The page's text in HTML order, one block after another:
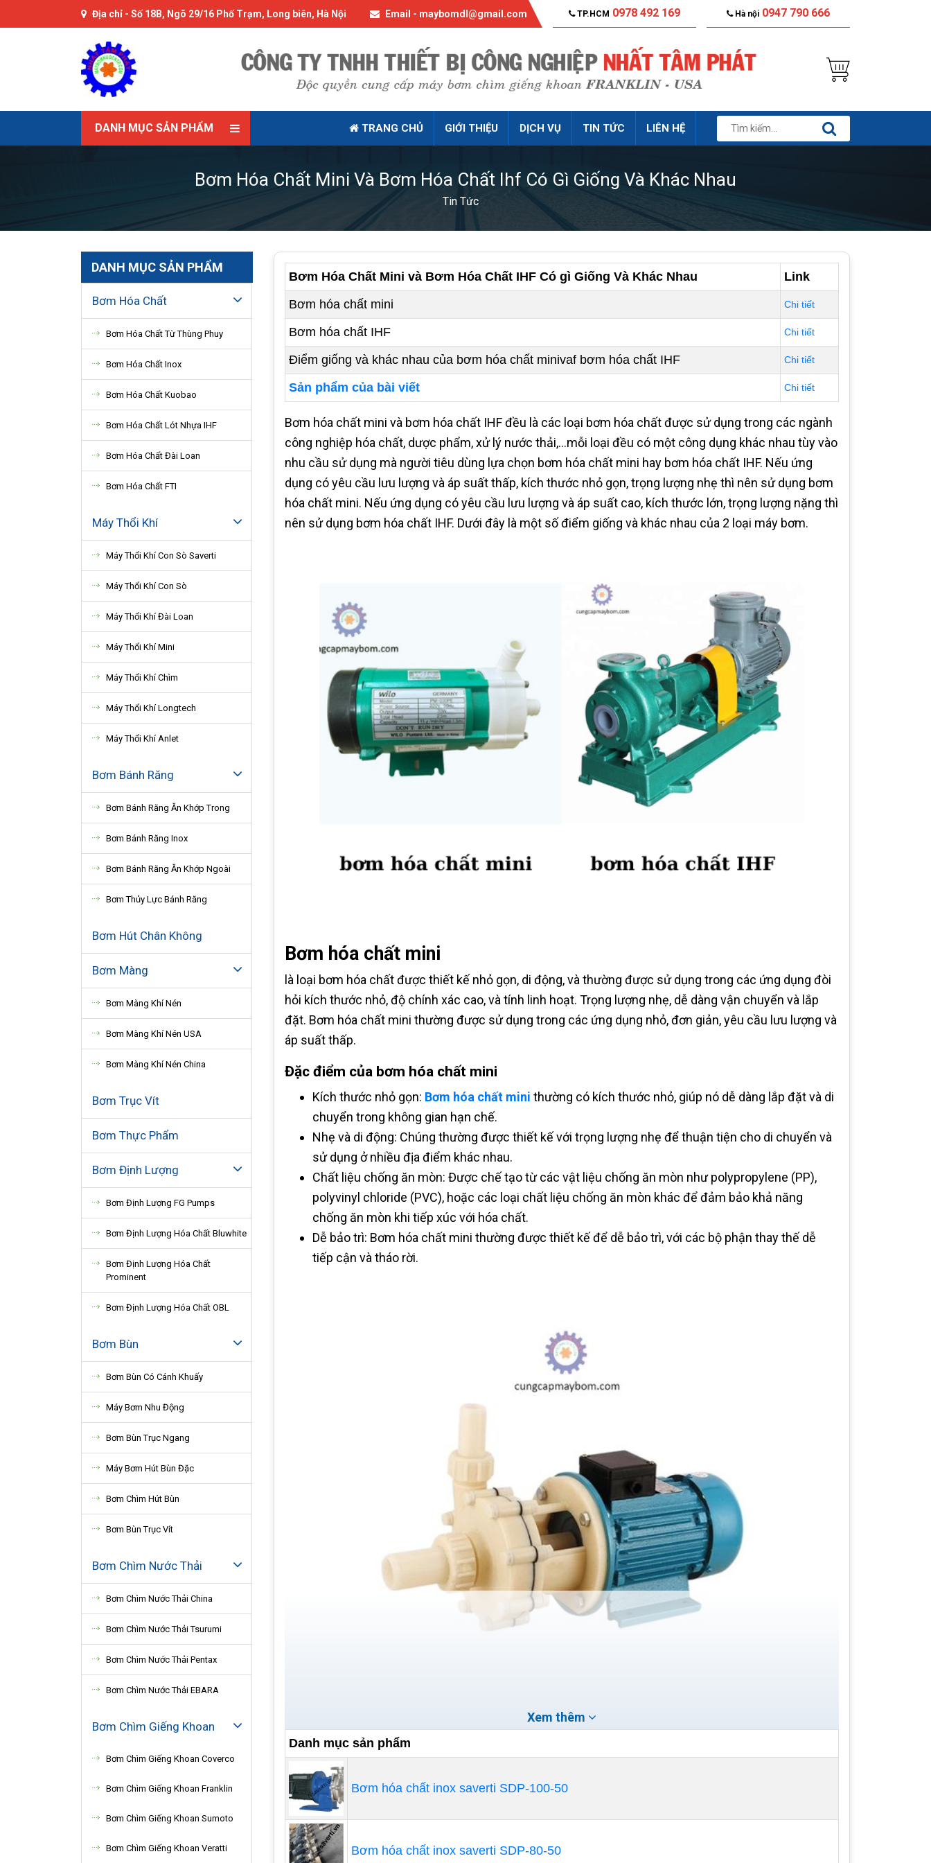
Địa chỉ - Số 18B, Ngõ 29/16 Phố Trạm, Long biên, Hà Nội Email - maybomdl@gmail.com TP.HCM 0978 492 169 Hà nội 0947 790 666
DANH MỤC SẢN PHẨM TRANG CHỦ GIỚI THIỆU DỊCH VỤ TIN TỨC LIÊN HỆ
Bơm Hóa Chất Mini Và Bơm Hóa Chất Ihf Có Gì Giống Và Khác Nhau
Tin Tức
DANH MỤC SẢN PHẨM
Bơm Hóa Chất
Bơm Hóa Chất Từ Thùng Phuy
Bơm Hóa Chất Inox
Bơm Hóa Chất Kuobao
Bơm Hóa Chất Lót Nhựa IHF
Bơm Hóa Chất Đài Loan
Bơm Hóa Chất FTI
Máy Thổi Khí
Máy Thổi Khí Con Sò Saverti
Máy Thổi Khí Con Sò
Máy Thổi Khí Đài Loan
Máy Thổi Khí Mini
Máy Thổi Khí Chìm
Máy Thổi Khí Longtech
Máy Thổi Khí Anlet
Bơm Bánh Răng
Bơm Bánh Răng Ăn Khớp Trong
Bơm Bánh Răng Inox
Bơm Bánh Răng Ăn Khớp Ngoài
Bơm Thủy Lực Bánh Răng
Bơm Hút Chân Không
Bơm Màng
Bơm Màng Khí Nén
Bơm Màng Khí Nén USA
Bơm Màng Khí Nén China
Bơm Trục Vít
Bơm Thực Phẩm
Bơm Định Lượng
Bơm Định Lượng FG Pumps
Bơm Định Lượng Hóa Chất Bluwhite
Bơm Định Lượng Hóa Chất
Prominent
Bơm Định Lượng Hóa Chất OBL
Bơm Bùn
Bơm Bùn Có Cánh Khuấy
Máy Bơm Nhu Động
Bơm Bùn Trục Ngang
Máy Bơm Hút Bùn Đặc
Bơm Chìm Hút Bùn
Bơm Bùn Trục Vít
Bơm Chìm Nước Thải
Bơm Chìm Nước Thải China
Bơm Chìm Nước Thải Tsurumi
Bơm Chìm Nước Thải Pentax
Bơm Chìm Nước Thải EBARA
Bơm Chìm Giếng Khoan
Bơm Chìm Giếng Khoan Coverco
Bơm Chìm Giếng Khoan Franklin
Bơm Chìm Giếng Khoan Sumoto
Bơm Chìm Giếng Khoan Veratti
Bơm Hóa Chất Mini và Bơm Hóa Chất IHF Có gì Giống Và Khác Nhau
Link
Bơm hóa chất mini
Chi tiết
Bơm hóa chất IHF Chi tiết
Điểm giống và khác nhau của bơm hóa chất minivaf bơm hóa chất IHF Chi tiết
Sản phẩm của bài viết Chi tiết
Bơm hóa chất mini và bơm hóa chất IHF đều là các loại bơm hóa chất được sử dụng trong các ngành
công nghiệp hóa chất, dược phẩm, xử lý nước thải,...mỗi loại đều có một công dụng khác nhau tùy vào
nhu cầu sử dụng mà người tiêu dùng lựa chọn bơm hóa chất mini hay bơm hóa chất IHF. Nếu ứng
dụng có yêu cầu lưu lượng và áp suất thấp, kích thước nhỏ gọn, trọng lượng nhẹ thì nên sử dụng bơm
hóa chất mini. Nếu ứng dụng có yêu cầu lưu lượng và áp suất cao, kích thước lớn, trọng lượng nặng thì
nên sử dụng bơm hóa chất IHF. Dưới đây là một số điểm giống và khác nhau của 2 loại máy bơm.
Bơm hóa chất mini
là loại bơm hóa chất được thiết kế nhỏ gọn, di động, và thường được sử dụng trong các ứng dụng đòi
hỏi kích thước nhỏ, độ chính xác cao, và tính linh hoạt. Trọng lượng nhẹ, dễ dàng vận chuyển và lắp
đặt. Bơm hóa chất mini thường được sử dụng trong các ứng dụng nhỏ, đơn giản, yêu cầu lưu lượng và
áp suất thấp.
Đặc điểm của bơm hóa chất mini
Kích thước nhỏ gọn: Bơm hóa chất mini thường có kích thước nhỏ, giúp nó dễ dàng lắp đặt và di
chuyển trong không gian hạn chế.
Nhẹ và di động: Chúng thường được thiết kế với trọng lượng nhẹ để thuận tiện cho di chuyển và
sử dụng ở nhiều địa điểm khác nhau.
Chất liệu chống ăn mòn: Được chế tạo từ các vật liệu chống ăn mòn như polypropylene (PP),
polyvinyl chloride (PVC), hoặc các loại chất liệu chống ăn mòn khác để đảm bảo khả năng
chống ăn mòn khi tiếp xúc với hóa chất.
Dễ bảo trì: Bơm hóa chất mini thường được thiết kế để dễ bảo trì, với các bộ phận thay thế dễ
tiếp cận và tháo rời.
Ứng dụng phổ biến của bơm hóa chất mini:
Ứng dụng trong phòng thí nghiệm: Bơm mini thường được sử dụng trong các phòng thí nghiệm
để bơm các dung dịch hóa chất nhỏ với độ chính xác cao.
Xem thêm
Danh mục sản phẩm
Bơm hóa chất inox saverti SDP-100-50
Bơm hóa chất inox saverti SDP-80-50